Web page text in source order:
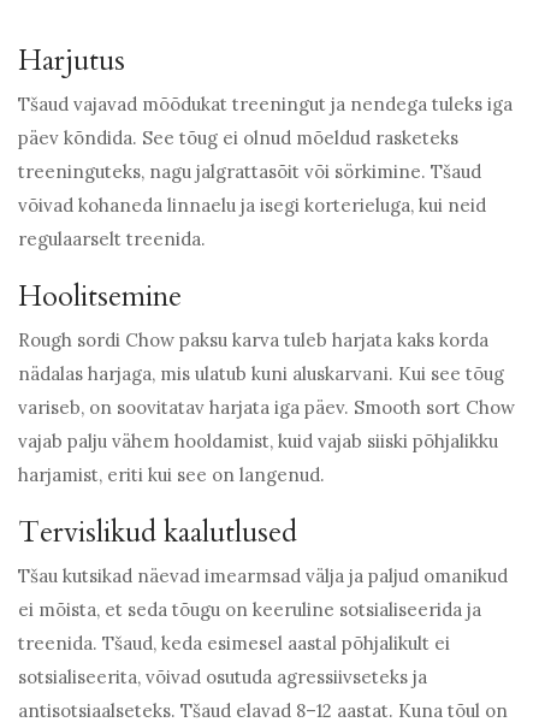
Harjutus
Tšaud vajavad mõõdukat treeningut ja nendega tuleks iga
päev kõndida. See tõug ei olnud mõeldud rasketeks
treeninguteks, nagu jalgrattasõit või sörkimine. Tšaud
võivad kohaneda linnaelu ja isegi korterieluga, kui neid
regulaarselt treenida.
Hoolitsemine
Rough sordi Chow paksu karva tuleb harjata kaks korda
nädalas harjaga, mis ulatub kuni aluskarvani. Kui see tõug
variseb, on soovitatav harjata iga päev. Smooth sort Chow
vajab palju vähem hooldamist, kuid vajab siiski põhjalikku
harjamist, eriti kui see on langenud.
Tervislikud kaalutlused
Tšau kutsikad näevad imearmsad välja ja paljud omanikud
ei mõista, et seda tõugu on keeruline sotsialiseerida ja
treenida. Tšaud, keda esimesel aastal põhjalikult ei
sotsialiseerita, võivad osutuda agressiivseteks ja
antisotsiaalseteks. Tšaud elavad 8–12 aastat. Kuna tõul on